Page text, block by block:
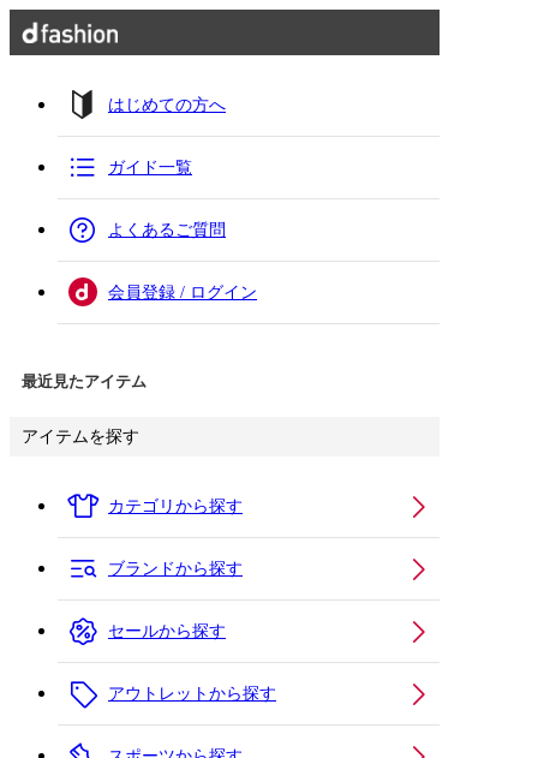
はじめての方へ
ガイド一覧
よくあるご質問
会員登録 / ログイン
最近見たアイテム
アイテムを探す
カテゴリから探す
ブランドから探す
セールから探す
アウトレットから探す